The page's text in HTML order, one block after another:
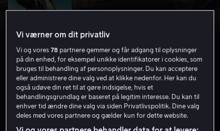
London Calling
Komedie Action 2025 1 t. 49 min
15 år
HD
Vi værner om dit privatliv
Vi og vores78 partnere gemmer og får adgang til oplysninger
på din enhed, for eksempel unikke identifikatorer i cookies, som
bruges til behandling af personoplysninger. Du kan acceptere
eller administrere dine valg ved at klikke nedenfor. Her kan du
også udøve din ret til at gøre indsigelse, hvis et
behandlingsgrundlag er baseret på legitim interesse. Du kan til
enhver tid ændre dine valg via siden Privatlivspolitik. Dine valg
deles med vores partnere og gælder kun for dette website.